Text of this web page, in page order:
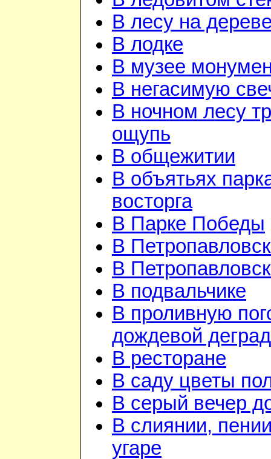
В лесу на
В лодке
В музее
В негасимую
В ночном лесу
ощупь
В общежитии
В объятьях
восторга
В Парке Победы
В
В
В подвальчике
В проливную
дождевой
В ресторане
В саду цветы
В серый вечер
В слиянии,
угаре